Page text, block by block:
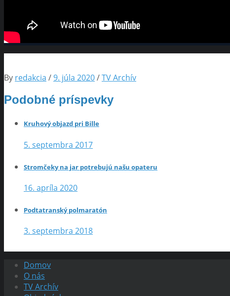
By redakcia /9. júla 2020/TV Archív
Podobné príspevky
Kruhový objazd pri Bille
5. septembra 2017
Stromčeky na jar potrebujú našu opateru
16. apríla 2020
Podtatranský polmaratón
3. septembra 2018
Domov
O nás
TV Archív